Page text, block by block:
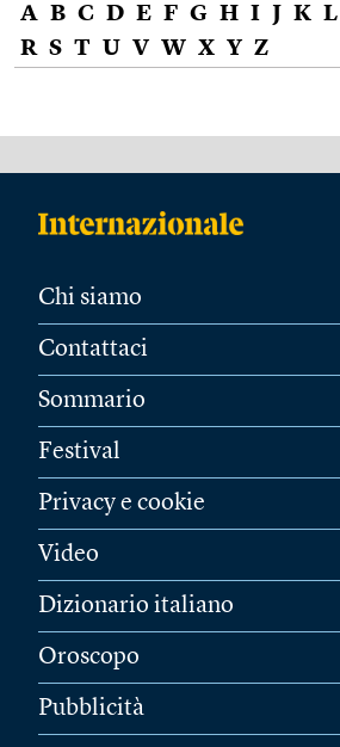
A B C D E F G H I J K L
R S T U V W X Y Z
Chi siamo
Contattaci
Sommario
Festival
Privacy e cookie
Video
Dizionario italiano
Oroscopo
Pubblicità